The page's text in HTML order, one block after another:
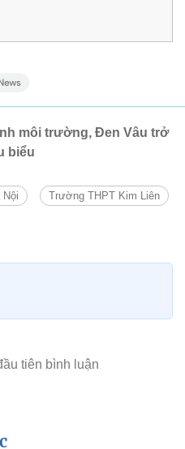
môi trường, Đen Vâu trở
biểu
Nội Trường THPT Kim Liên